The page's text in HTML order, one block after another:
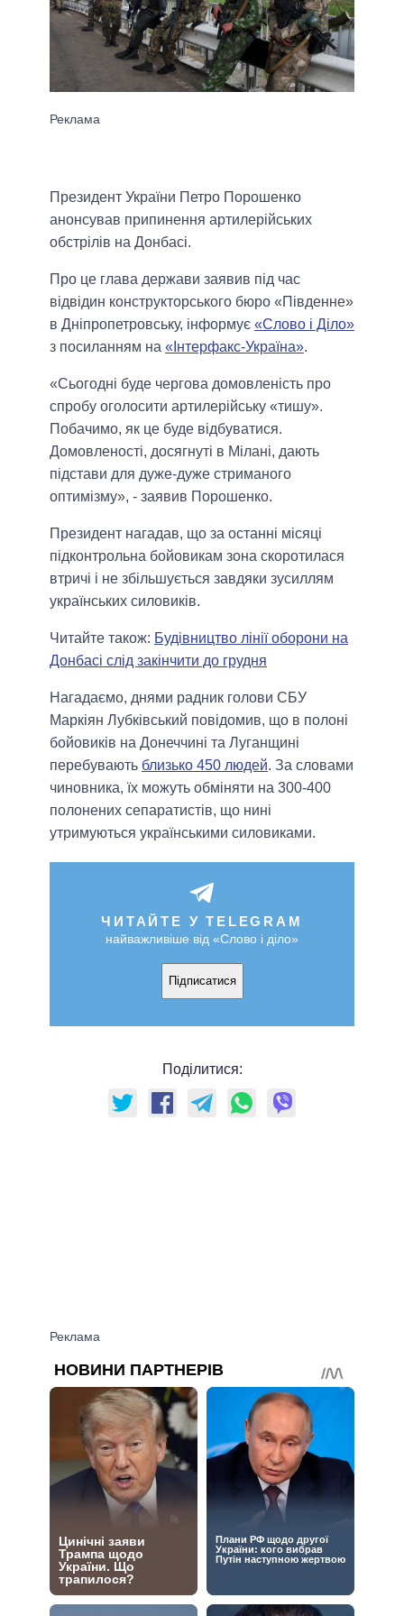
Президент України Петро Порошенко
анонсував припинення артилерійських
обстрілів на Донбасі.
Про це глава держави заявив під час
відвідин конструкторського бюро «Південне»
в Дніпропетровську, інформує «Слово і Діло»
з посиланням на «Інтерфакс-Україна».
«Сьогодні буде чергова домовленість про
спробу оголосити артилерійську «тишу».
Побачимо, як це буде відбуватися.
Домовленості, досягнуті в Мілані, дають
підстави для дуже-дуже стриманого
оптимізму», - заявив Порошенко.
Президент нагадав, що за останні місяці
підконтрольна бойовикам зона скоротилася
втричі і не збільшується завдяки зусиллям
українських силовиків.
Читайте також: Будівництво лінії оборони на
Донбасі слід закінчити до грудня
Нагадаємо, днями радник голови СБУ
Маркіян Лубківський повідомив, що в полоні
бойовиків на Донеччині та Луганщині
перебувають близько 450 людей. За словами
чиновника, їх можуть обміняти на 300-400
полонених сепаратистів, що нині
утримуються українськими силовиками.
ЧИТАЙТЕ У TELEGRAM
найважливіше від «Слово і діло»
Підписатися
Поділитися: